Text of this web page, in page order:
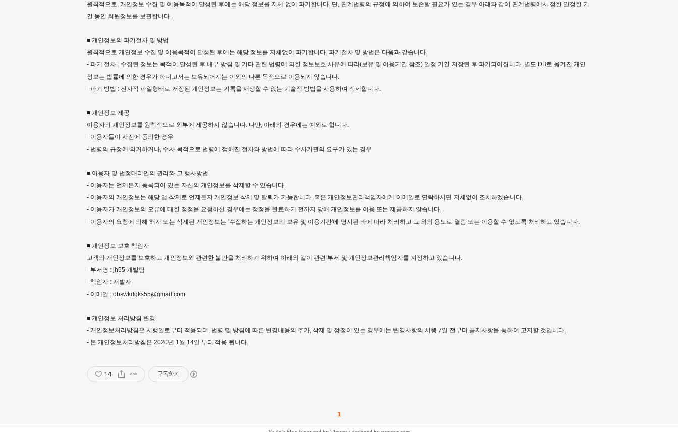
원칙적으로, 개인정보 수집 및 이용목적이 달성된 후에는 해당 정보를 지체 없이 파기합니다. 단, 관계법령의 규정에 의하여 보존할 필요가 있는 경우 아래와 같이 관계법령에서 정한 일정한 기
간 동안 회원정보를 보관합니다.
■ 개인정보의 파기절차 및 방법
원칙적으로 개인정보 수집 및 이용목적이 달성된 후에는 해당 정보를 지체없이 파기합니다. 파기절차 및 방법은 다음과 같습니다.
- 파기 절차 : 수집된 정보는 목적이 달성된 후 내부 방침 및 기타 관련 법령에 의한 정보보호 사유에 따라(보유 및 이용기간 참조) 일정 기간 저장된 후 파기되어집니다. 별도 DB로 옮겨진 개인
정보는 법률에 의한 경우가 아니고서는 보유되어지는 이외의 다른 목적으로 이용되지 않습니다.
- 파기 방법 : 전자적 파일형태로 저장된 개인정보는 기록을 재생할 수 없는 기술적 방법을 사용하여 삭제합니다.
■ 개인정보 제공
이용자의 개인정보를 원칙적으로 외부에 제공하지 않습니다. 다만, 아래의 경우에는 예외로 합니다.
- 이용자들이 사전에 동의한 경우
- 법령의 규정에 의거하거나, 수사 목적으로 법령에 정해진 절차와 방법에 따라 수사기관의 요구가 있는 경우
■ 이용자 및 법정대리인의 권리와 그 행사방법
- 이용자는 언제든지 등록되어 있는 자신의 개인정보를 삭제할 수 있습니다.
- 이용자의 개인정보는 해당 앱 삭제로 언제든지 개인정보 삭제 및 탈퇴가 가능합니다. 혹은 개인정보관리책임자에게 이메일로 연락하시면 지체없이 조치하겠습니다.
- 이용자가 개인정보의 오류에 대한 정정을 요청하신 경우에는 정정을 완료하기 전까지 당해 개인정보를 이용 또는 제공하지 않습니다.
- 이용자의 요청에 의해 해지 또는 삭제된 개인정보는 '수집하는 개인정보의 보유 및 이용기간'에 명시된 바에 따라 처리하고 그 외의 용도로 열람 또는 이용할 수 없도록 처리하고 있습니다.
■ 개인정보 보호 책임자
고객의 개인정보를 보호하고 개인정보와 관련한 불만을 처리하기 위하여 아래와 같이 관련 부서 및 개인정보관리책임자를 지정하고 있습니다.
- 부서명 : jh55 개발팀
- 책임자 : 개발자
- 이메일 : dbswkdgks55@gmail.com
■ 개인정보 처리방침 변경
- 개인정보처리방침은 시행일로부터 적용되며, 법령 및 방침에 따른 변경내용의 추가, 삭제 및 정정이 있는 경우에는 변경사항의 시행 7일 전부터 공지사항을 통하여 고지할 것입니다.
- 본 개인정보처리방침은 2020년 1월 14일 부터 적용 됩니다.
14 구독하기
1